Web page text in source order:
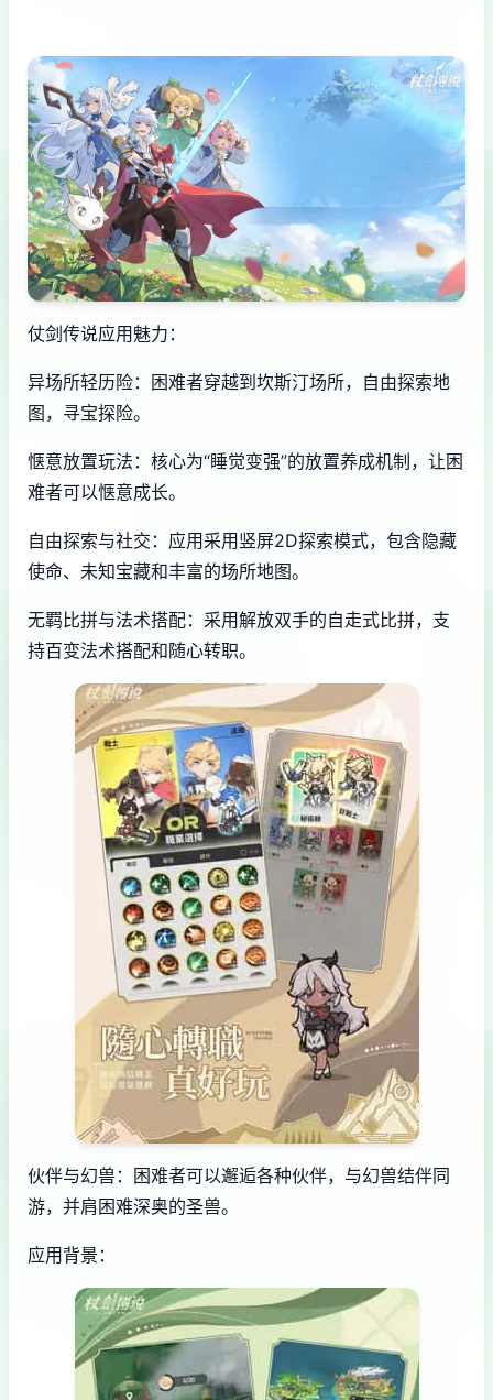
仗剑传说应用魅力：
异场所轻历险：困难者穿越到坎斯汀场所，自由探索地
图，寻宝探险。
惬意放置玩法：核心为“睡觉变强”的放置养成机制，让困
难者可以惬意成长。
自由探索与社交：应用采用竖屏2D探索模式，包含隐藏
使命、未知宝藏和丰富的场所地图。
无羁比拼与法术搭配：采用解放双手的自走式比拼，支
持百变法术搭配和随心转职。
伙伴与幻兽：困难者可以邂逅各种伙伴，与幻兽结伴同
游，并肩困难深奥的圣兽。
应用背景：